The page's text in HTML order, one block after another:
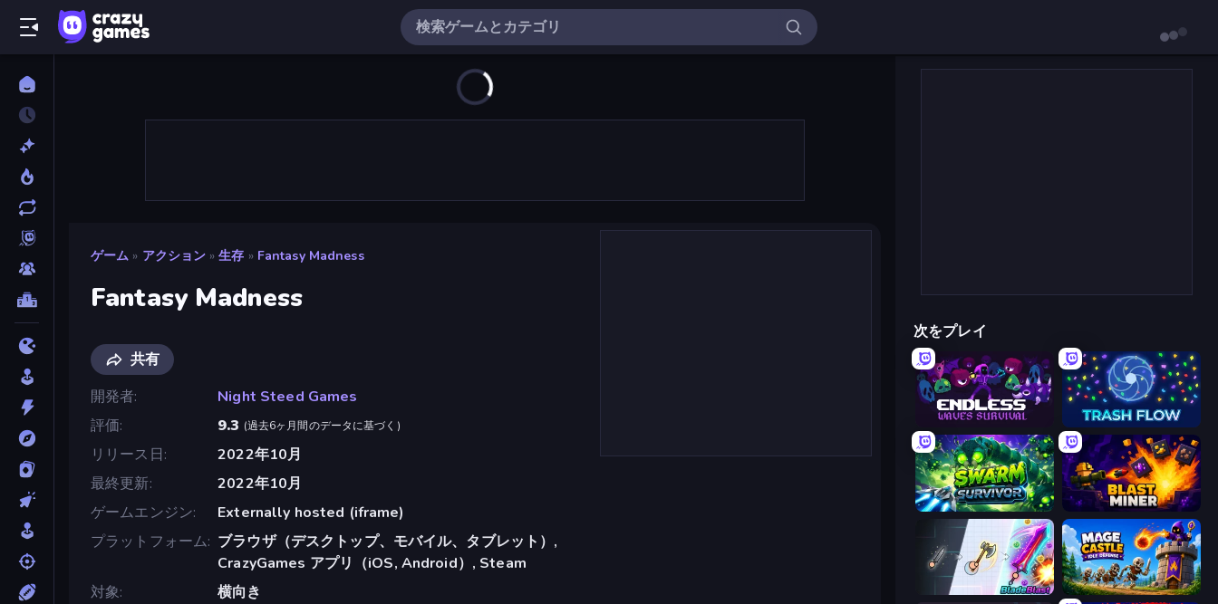
ゲーム » アクション » 生存 » Fantasy Madness
Fantasy Madness
共有
開発者
Night Steed Games
評価
9.3 (過去6ヶ月間のデータに基づく )
リリース日
2022年10月
最終更新
2022年10月
ゲームエンジン
Externally hosted (iframe)
プラットフォーム ブラウザ（デスクトップ、モバイル、タブレット）,
CrazyGames アプリ（iOS, Android）, Steam
対象
横向き
次をプレイ
Endless Waves Survival Trash Flow
Swarm Survivor Blast Miner
BladeBlast.io Mage Castle Idle Defense